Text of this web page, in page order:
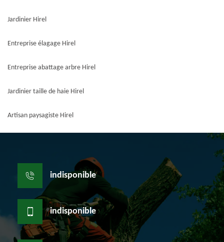
Jardinier Hirel
Entreprise élagage Hirel
Entreprise abattage arbre Hirel
Jardinier taille de haie Hirel
Artisan paysagiste Hirel
indisponible
indisponible